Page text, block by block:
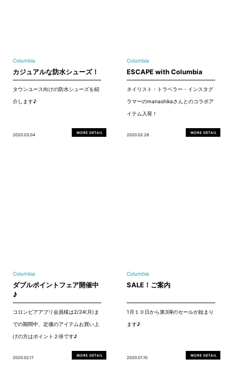
Columbia
カジュアルな防水シューズ！
タウンユース向けの防水シューズを紹
介します♪
2020.03.04
Columbia
ESCAPE with Columbia
ネイリスト・トラベラー・インスタグ
ラマーのmanashikaさんとのコラボア
イテム入荷！
2020.02.26
Columbia
ダブルポイントフェア開催中
♪
コロンビアアプリ会員様は2/24(月)ま
での期間中、定価のアイテムお買い上
げの方はポイント２倍です♪
2020.02.11
Columbia
SALE！ご案内
1月１０日から第3弾のセールが始まり
ます♪
2020.01.10